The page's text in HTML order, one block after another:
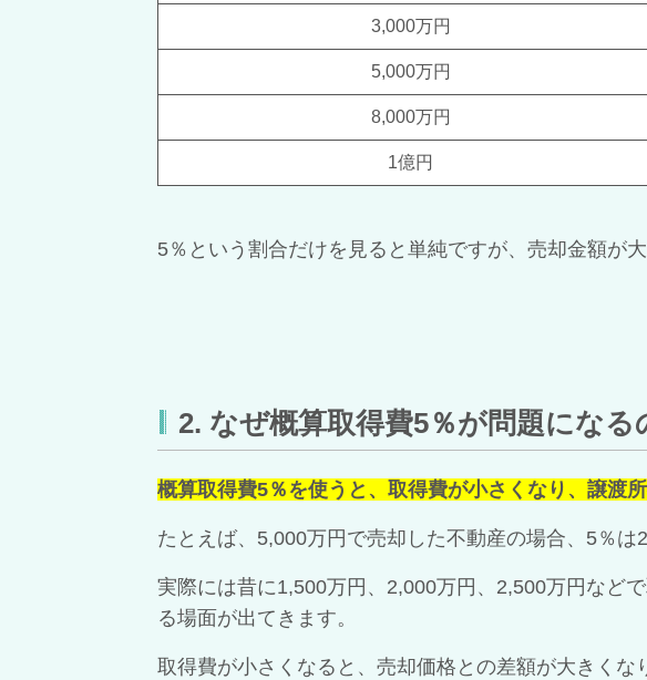
3,000万円
5,000万円
8,000万円
1億円
5％という割合だけを見ると単純ですが、売却金額が
2. なぜ概算取得費5％が問題になる
概算取得費5％を使うと、取得費が小さくなり、譲渡
たとえば、5,000万円で売却した不動産の場合、5％は
実際には昔に1,500万円、2,000万円、2,500万円など
る場面が出てきます。
取得費が小さくなると、売却価格との差額が大きくな